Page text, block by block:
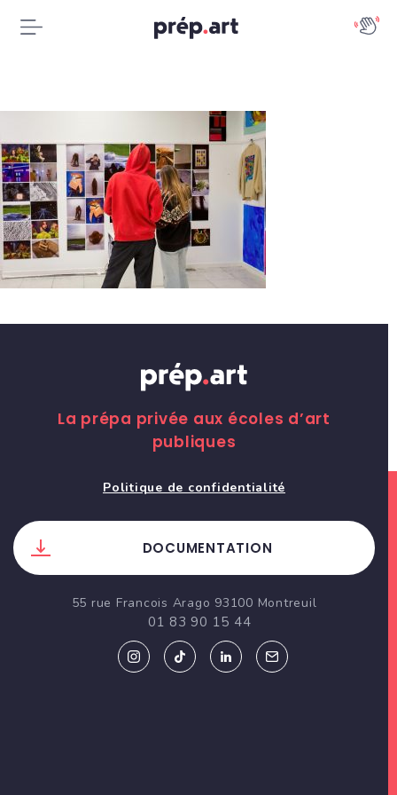
La prépa privée aux écoles d’art
publiques
Politique de confidentialité
DOCUMENTATION
55 rue Francois Arago 93100 Montreuil
01 83 90 15 44